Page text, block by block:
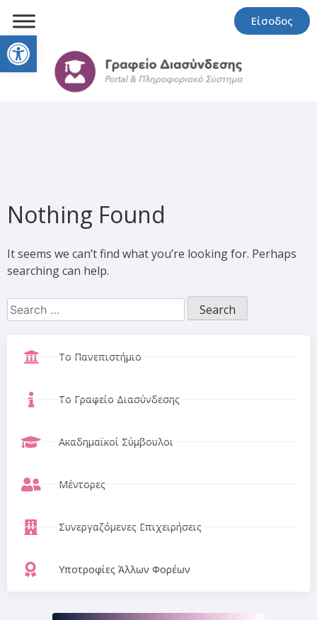
Open toolbar
Είσοδος
Nothing Found
It seems we can’t find what you’re looking for. Perhaps
searching can help.
Το Πανεπιστήμιο
Το Γραφείο Διασύνδεσης
Ακαδημαϊκοί Σύμβουλοι
Μέντορες
Συνεργαζόμενες Επιχειρήσεις
Υποτροφίες Άλλων Φορέων